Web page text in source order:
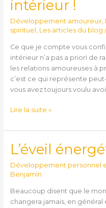
intérieur !
Développement amoureux,
spirituel , Les articles du blog /
Ce que je compte vous
intérieur n’a pas a priori de
les relations amoureuses à
c’est ce qui représente
vous avez toujours voulu
à
enfant
!
Lire la suite »
L’éveil
Développement personnel
Benjamin
Beaucoup disent que le
changera jamais, en
L’éveil
énergétique